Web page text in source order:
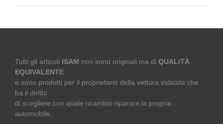
Tutti gli articoli ISAM non sono originali ma di QUALITÀ
EQUIVALENTE
e sono prodotti per il proprietario della vettura indicata che
ha il diritto
di scegliere con quale ricambio riparare la propria
automobile.